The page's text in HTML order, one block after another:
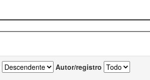
Autor/registro